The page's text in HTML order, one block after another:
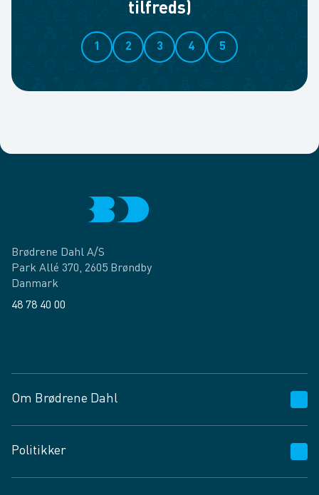
tilfreds)
1 2 3 4 5
Brødrene Dahl A/S
Park Allé 370, 2605 Brøndby
Danmark
48 78 40 00
Om Brødrene Dahl
Vagttelefon 30 10 89 89
Spørgsmål og svar
Politikker